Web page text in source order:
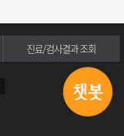
진료/검사결과 조회